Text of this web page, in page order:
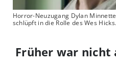
Horror-Neuzugang Dylan Minnette
schlüpft in die Rolle des Wes Hicks.
Früher war nicht